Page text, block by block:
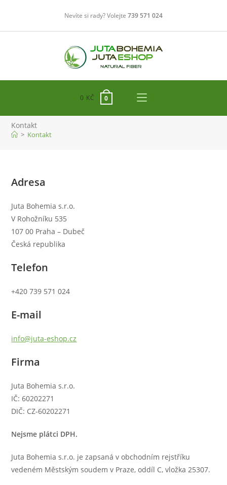
obsahu
Nevíte si rady? Volejte 739 571 024
0 KČ 0
Kontakt
> Kontakt
Adresa
Juta Bohemia s.r.o.
V Rohožníku 535
107 00 Praha – Dubeč
Česká republika
Telefon
+420 739 571 024
E-mail
info@juta-eshop.cz
Firma
Juta Bohemia s.r.o.
IČ: 60202271
DIČ: CZ-60202271
Nejsme plátci DPH.
Juta Bohemia s.r.o. je zapsaná v obchodním rejstříku
vedeném Městským soudem v Praze, oddíl C, vložka 25307.